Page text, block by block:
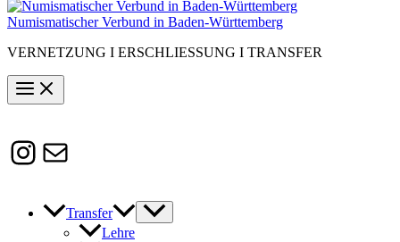
Numismatischer Verbund in Baden-Württemberg
VERNETZUNG I ERSCHLIESSUNG I TRANSFER
Instagram
Susanne.Boerner@zaw.uni-
heidelberg.de
Transfer
Lehre